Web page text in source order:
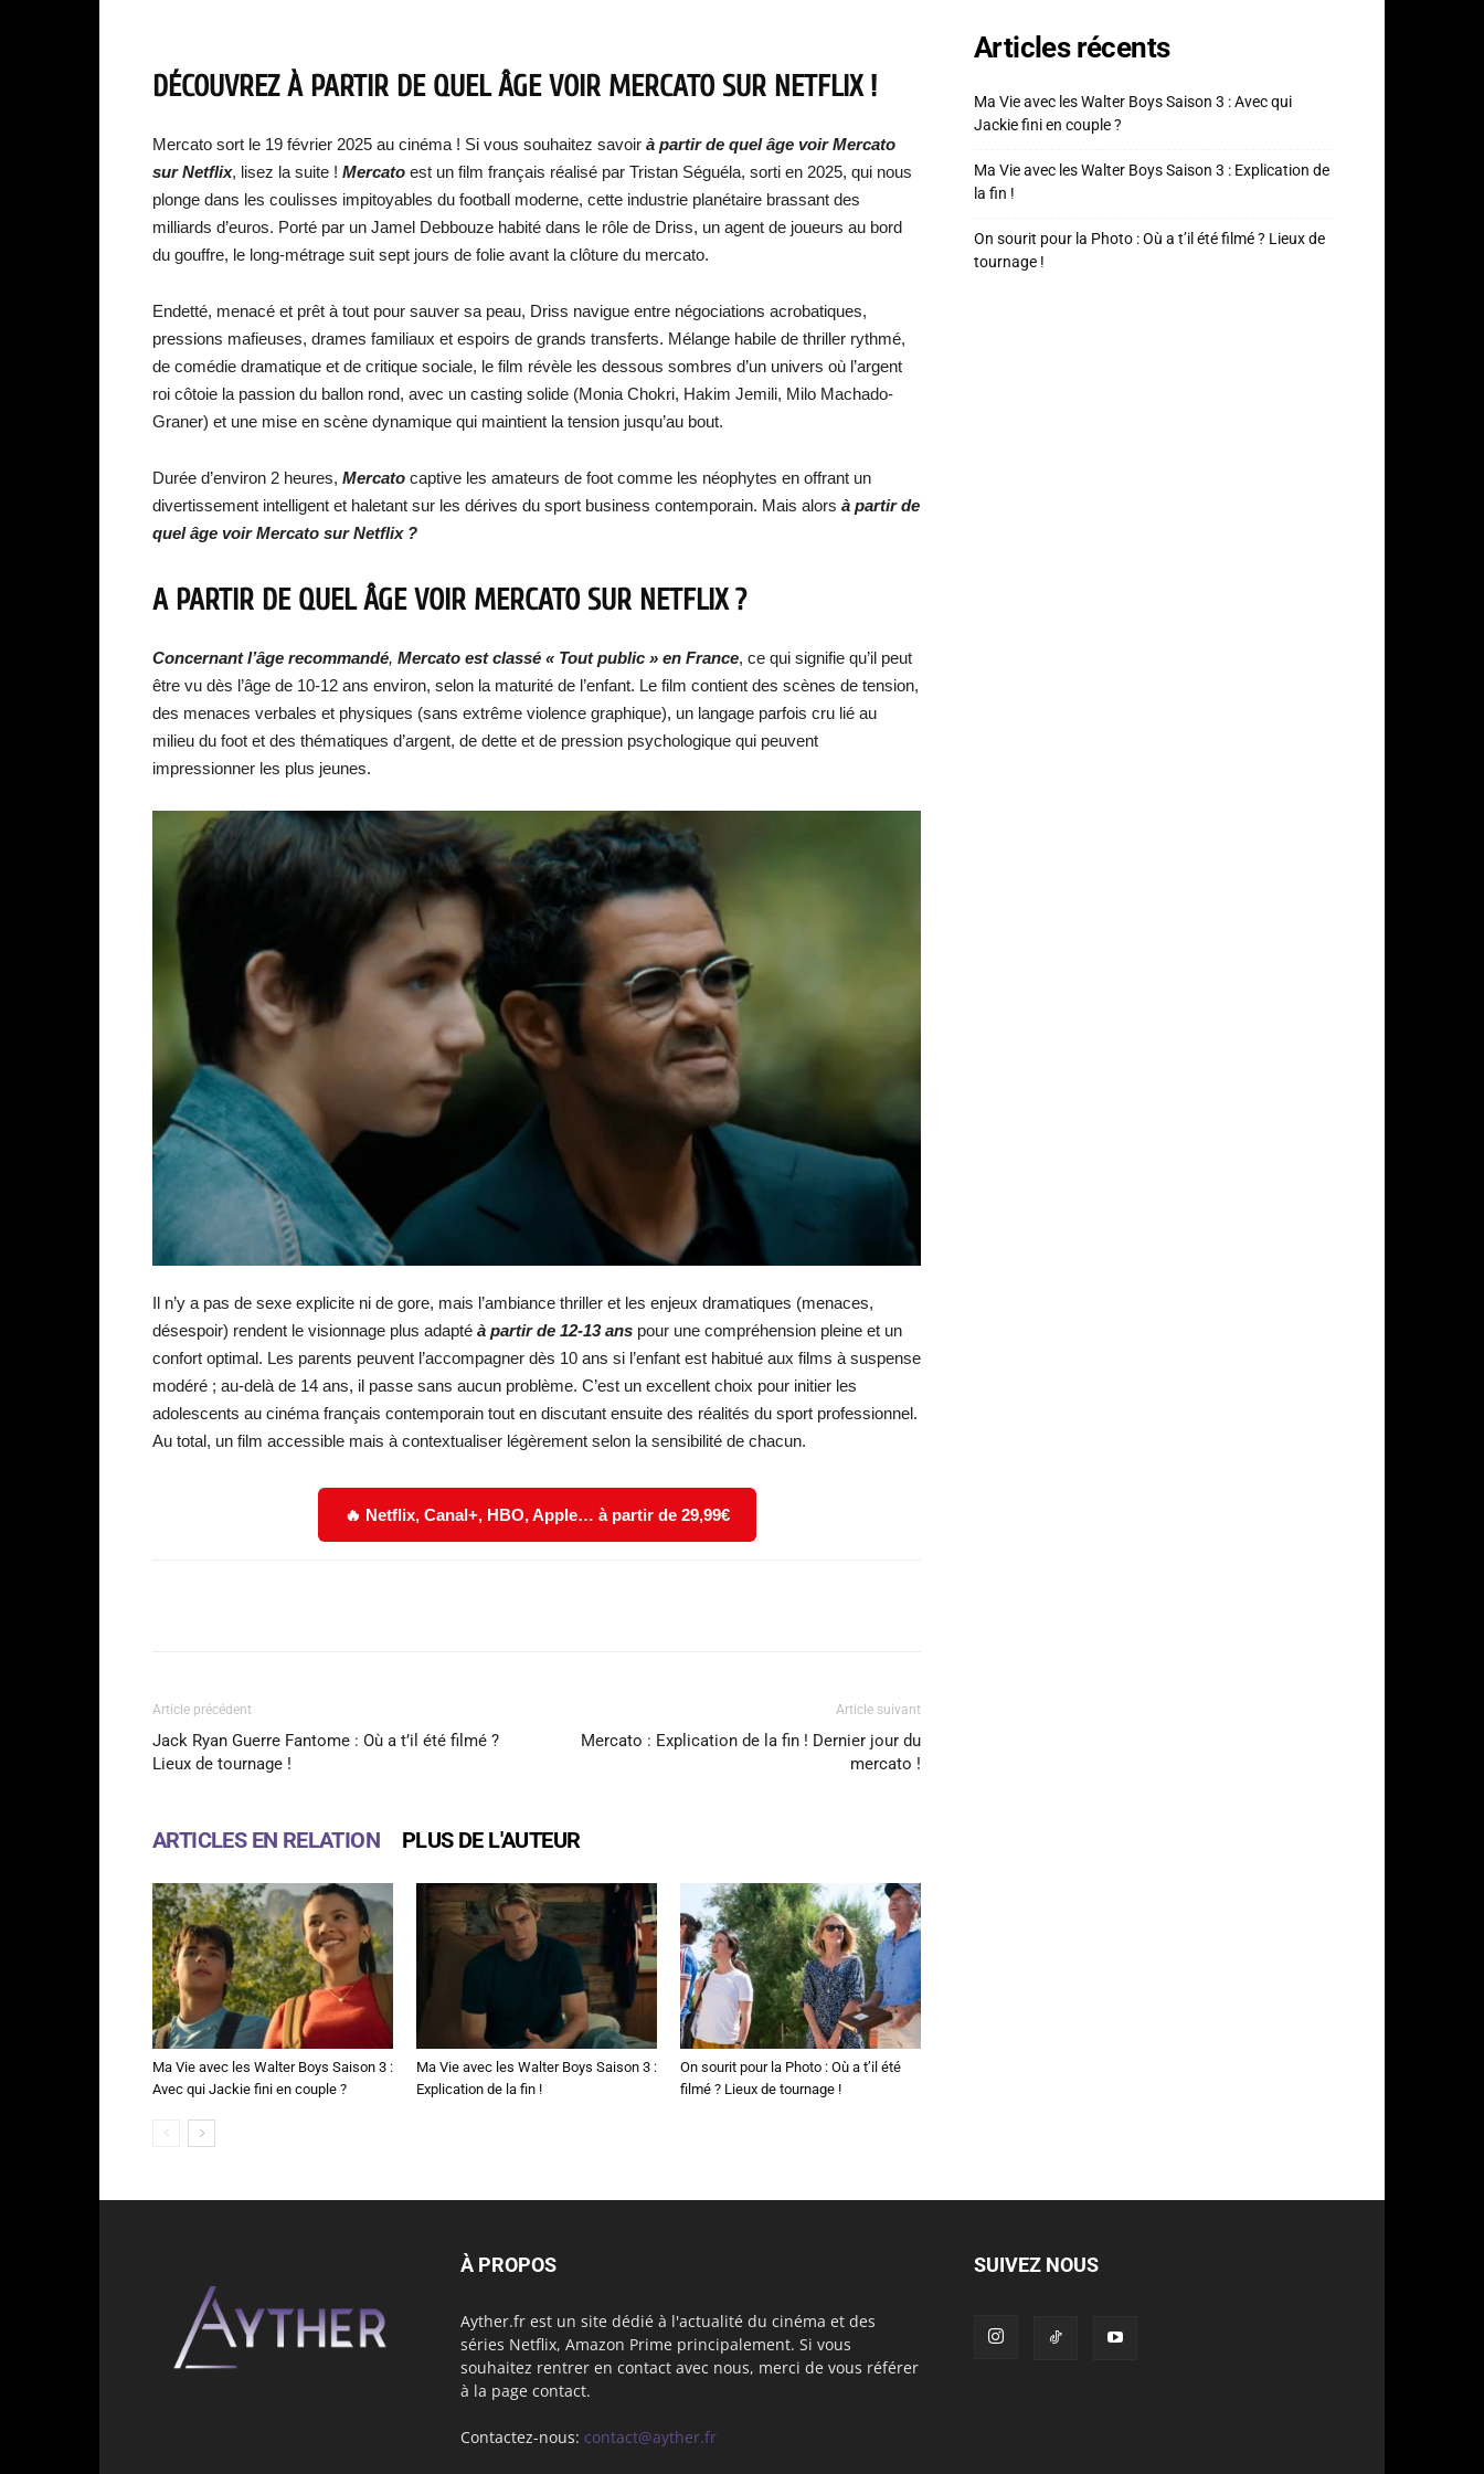
DÉCOUVREZ À PARTIR DE QUEL ÂGE VOIR MERCATO SUR NETFLIX !
Mercato sort le 19 février 2025 au cinéma ! Si vous souhaitez savoir à partir de quel âge voir Mercato
surNetflix, lisez la suite ! Mercato est un film français réalisé par Tristan Séguéla, sorti en 2025, qui nous
plonge dans les coulisses impitoyables du football moderne, cette industrie planétaire brassant des
milliards d’euros. Porté par un Jamel Debbouze habité dans le rôle de Driss, un agent de joueurs au bord
du gouffre, le long-métrage suit sept jours de folie avant la clôture du mercato.
Endetté, menacé et prêt à tout pour sauver sa peau, Driss navigue entre négociations acrobatiques,
pressions mafieuses, drames familiaux et espoirs de grands transferts. Mélange habile de thriller rythmé,
de comédie dramatique et de critique sociale, le film révèle les dessous sombres d’un univers où l’argent
roi côtoie la passion du ballon rond, avec un casting solide (Monia Chokri, Hakim Jemili, Milo Machado-
Graner) et une mise en scène dynamique qui maintient la tension jusqu’au bout.
Durée d’environ 2 heures, Mercato captive les amateurs de foot comme les néophytes en offrant un
divertissement intelligent et haletant sur les dérives du sport business contemporain. Mais alors à partir de
quel âge voir Mercato sur Netflix ?
A PARTIR DE QUEL ÂGE VOIR MERCATO SUR NETFLIX ?
Concernant l’âge recommandé, Mercato est classé « Tout public » en France, ce qui signifie qu’il peut
être vu dès l’âge de 10-12 ans environ, selon la maturité de l’enfant. Le film contient des scènes de tension,
des menaces verbales et physiques (sans extrême violence graphique), un langage parfois cru lié au
milieu du foot et des thématiques d’argent, de dette et de pression psychologique qui peuvent
impressionner les plus jeunes.
Il n’y a pas de sexe explicite ni de gore, mais l’ambiance thriller et les enjeux dramatiques (menaces,
désespoir) rendent le visionnage plus adapté à partir de 12-13 ans pour une compréhension pleine et un
confort optimal. Les parents peuvent l’accompagner dès 10 ans si l’enfant est habitué aux films à suspense
modéré ; au-delà de 14 ans, il passe sans aucun problème. C’est un excellent choix pour initier les
adolescents au cinéma français contemporain tout en discutant ensuite des réalités du sport professionnel.
Au total, un film accessible mais à contextualiser légèrement selon la sensibilité de chacun.
🔥 Netflix, Canal+, HBO, Apple… à partir de 29,99€
Article précédent
Jack Ryan Guerre Fantome : Où a t’il été filmé ?
Lieux de tournage !
Article suivant
Mercato : Explication de la fin ! Dernier jour du
mercato !
ARTICLES EN RELATION PLUS DE L'AUTEUR
Ma Vie avec les Walter Boys Saison 3 :
Avec qui Jackie fini en couple ?
Ma Vie avec les Walter Boys Saison 3 :
Explication de la fin !
On sourit pour la Photo : Où a t’il été
filmé ? Lieux de tournage !
Articles récents
Ma Vie avec les Walter Boys Saison 3 : Avec qui
Jackie fini en couple ?
Ma Vie avec les Walter Boys Saison 3 : Explication de
la fin !
On sourit pour la Photo : Où a t’il été filmé ? Lieux de
tournage !
À PROPOS
Ayther.fr est un site dédié à l'actualité du cinéma et des
séries Netflix, Amazon Prime principalement. Si vous
souhaitez rentrer en contact avec nous, merci de vous référer
à la page contact.
Contactez-nous: contact@ayther.fr
SUIVEZ NOUS